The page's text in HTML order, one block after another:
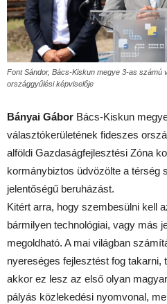
Font Sándor, Bács-Kiskun megye 3-as számú
országgyűlési képviselője
Bányai Gábor Bács-Kiskun
választókerületének fideszes
alföldi Gazdaságfejlesztési Zóna
kormánybiztos üdvözölte a térség
jelentőségű beruházást.
Kitért arra, hogy szembesülni kell
bármilyen technológiai, vagy más
megoldható. A mai világban
nyereséges fejlesztést fog takarni,
akkor ez lesz az első olyan
pályás közlekedési nyomvonal,